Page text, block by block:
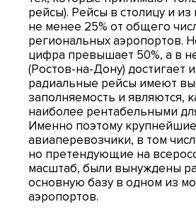
рейсы). Рейсы в столицу и из
не менее 25% от общего
региональных аэропортов.
цифра превышает 50%, а в
(Ростов-на-Дону) достигает
радиальные рейсы имеют
заполняемость и являются,
наиболее рентабельными
Именно поэтому крупнейшие
авиаперевозчики, в том
но претендующие на
масштаб, были вынуждены
основную базу в одном из
аэропортов.